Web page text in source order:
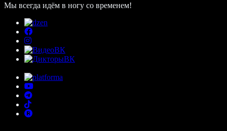
Мы всегда идём в ногу со временем!